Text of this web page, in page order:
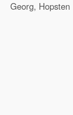
Georg, Hopsten